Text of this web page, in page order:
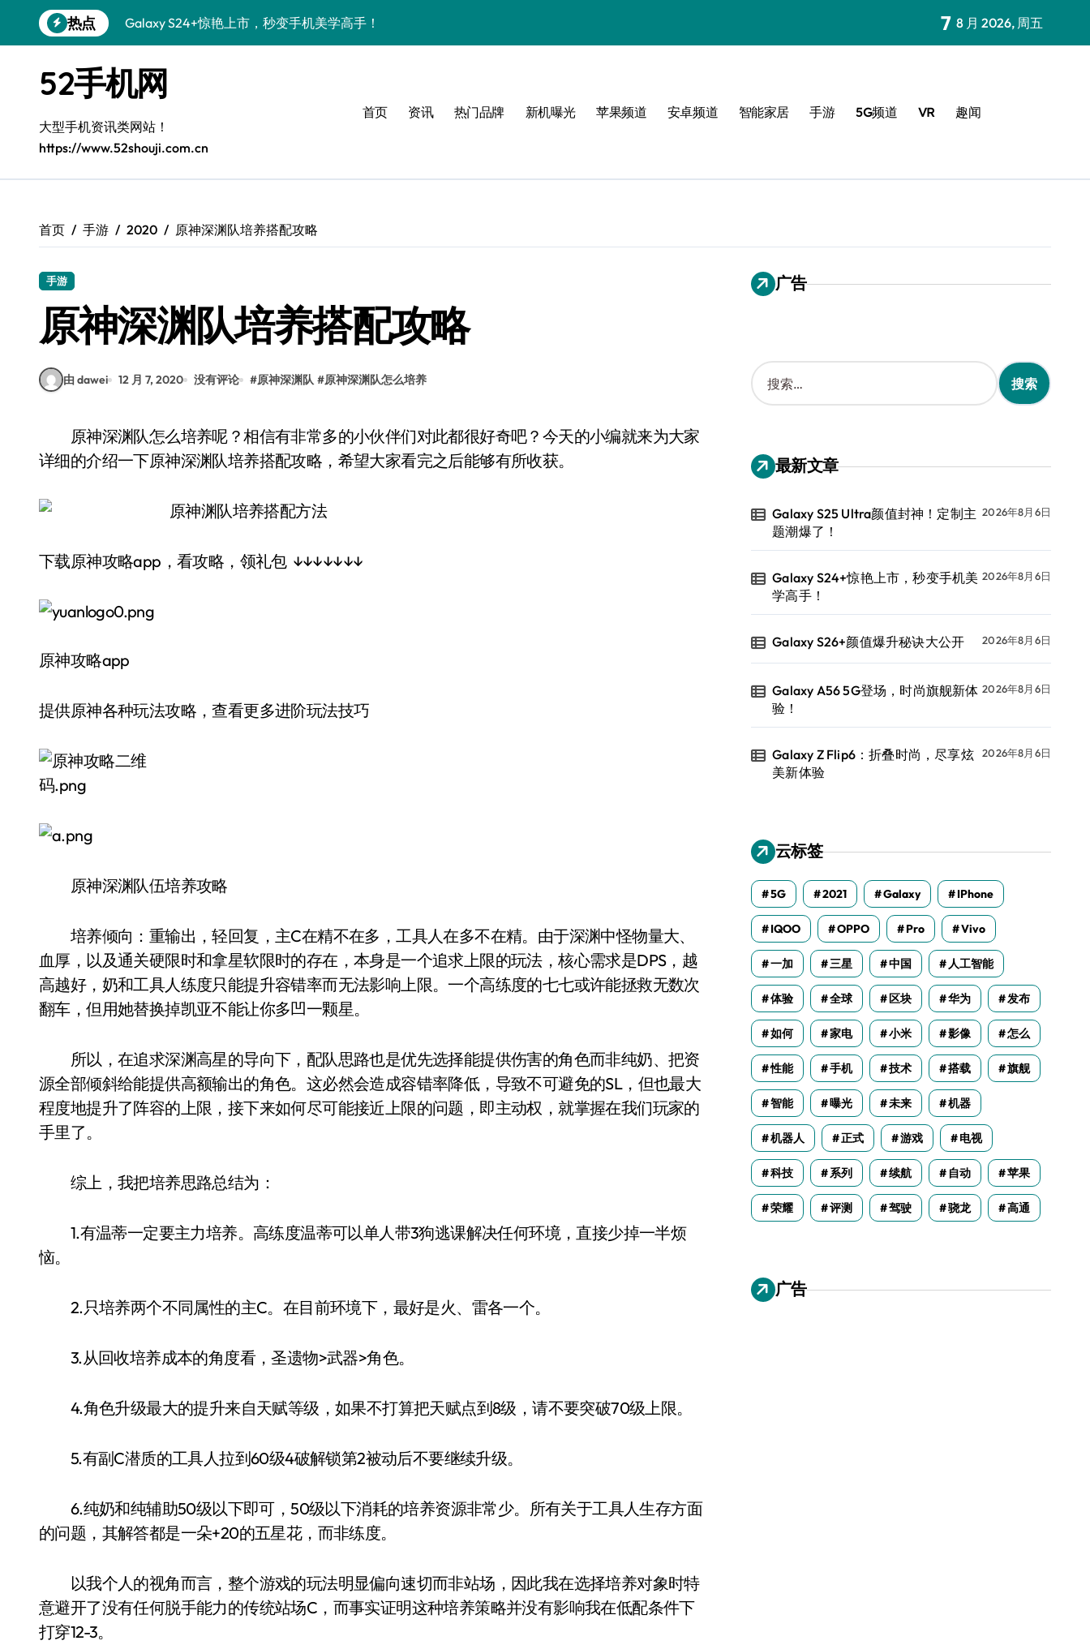
到
热点
Galaxy S24+惊艳上市，秒变手机美学高手！
Galaxy A56 5G登场，时尚旗舰新体验！
Galaxy Z Flip6：折叠时尚，尽享炫美新体验
三星Galaxy S26发布：一键解锁个性美
Galaxy S25美颜秘籍：个性定制炫酷玩法
Galaxy C55 5G登场，演绎三星美学新巅峰！
Galaxy S25 Ultra颜值封神！定制主题潮爆了！
7 8 月 2026, 周五
52手机网
大型手机资讯类网站！
https://www.52shouji.com.cn
首页 资讯 热门品牌 新机曝光 苹果频道 安卓频道 智能家居 手游 5G频道 VR 趣闻
首页 手游 2020 原神深渊队培养搭配攻略
手游
原神深渊队培养搭配攻略
由 dawei 12 月 7, 2020 没有评论 #原神深渊队 #原神深渊队怎么培养
原神深渊队怎么培养呢？相信有非常多的小伙伴们对此都很好奇吧？今天的小编就来为大家
详细的介绍一下原神深渊队培养搭配攻略，希望大家看完之后能够有所收获。
下载原神攻略app，看攻略，领礼包 ↓↓↓↓↓↓↓
原神攻略app
提供原神各种玩法攻略，查看更多进阶玩法技巧
原神深渊队伍培养攻略
培养倾向：重输出，轻回复，主C在精不在多，工具人在多不在精。由于深渊中怪物量大、
血厚，以及通关硬限时和拿星软限时的存在，本身是一个追求上限的玩法，核心需求是DPS，越
高越好，奶和工具人练度只能提升容错率而无法影响上限。一个高练度的七七或许能拯救无数次
翻车，但用她替换掉凯亚不能让你多凹一颗星。
所以，在追求深渊高星的导向下，配队思路也是优先选择能提供伤害的角色而非纯奶、把资
源全部倾斜给能提供高额输出的角色。这必然会造成容错率降低，导致不可避免的SL，但也最大
程度地提升了阵容的上限，接下来如何尽可能接近上限的问题，即主动权，就掌握在我们玩家的
手里了。
综上，我把培养思路总结为：
1.有温蒂一定要主力培养。高练度温蒂可以单人带3狗逃课解决任何环境，直接少掉一半烦
恼。
2.只培养两个不同属性的主C。在目前环境下，最好是火、雷各一个。
3.从回收培养成本的角度看，圣遗物>武器>角色。
4.角色升级最大的提升来自天赋等级，如果不打算把天赋点到8级，请不要突破70级上限。
5.有副C潜质的工具人拉到60级4破解锁第2被动后不要继续升级。
6.纯奶和纯辅助50级以下即可，50级以下消耗的培养资源非常少。所有关于工具人生存方面
的问题，其解答都是一朵+20的五星花，而非练度。
以我个人的视角而言，整个游戏的玩法明显偏向速切而非站场，因此我在选择培养对象时特
意避开了没有任何脱手能力的传统站场C，而事实证明这种培养策略并没有影响我在低配条件下
打穿12-3。
广告
搜
索
：
最新文章
Galaxy S25 Ultra颜值封神！定制主
题潮爆了！
2026年8月6日
Galaxy S24+惊艳上市，秒变手机美
学高手！
2026年8月6日
Galaxy S26+颜值爆升秘诀大公开 2026年8月6日
Galaxy A56 5G登场，时尚旗舰新体
验！
2026年8月6日
Galaxy Z Flip6：折叠时尚，尽享炫
美新体验
2026年8月6日
云标签
5G 2021 Galaxy IPhone
IQOO OPPO Pro Vivo
一加 三星 中国 人工智能
体验 全球 区块 华为 发布
如何 家电 小米 影像 怎么
性能 手机 技术 搭载 旗舰
智能 曝光 未来 机器
机器人 正式 游戏 电视
科技 系列 续航 自动 苹果
荣耀 评测 驾驶 骁龙 高通
广告